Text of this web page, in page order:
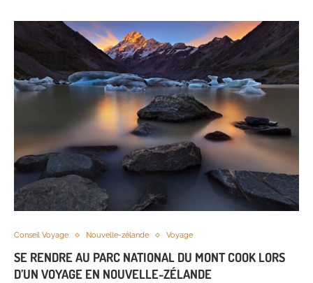
Conseil Voyage Nouvelle-zélande Voyage
SE RENDRE AU PARC NATIONAL DU MONT COOK LORS
D’UN VOYAGE EN NOUVELLE-ZÉLANDE